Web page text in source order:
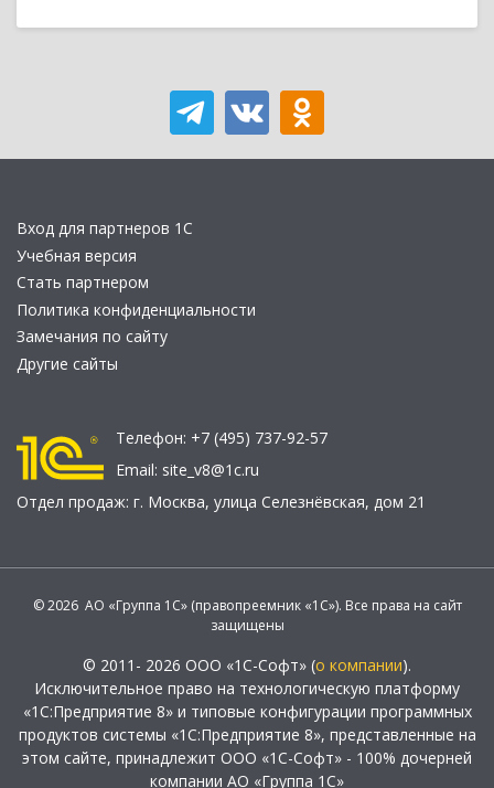
Вход для партнеров 1С
Учебная версия
Стать партнером
Политика конфиденциальности
Замечания по сайту
Другие сайты
Телефон: +7 (495) 737-92-57
Email: site_v8@1c.ru
Отдел продаж: г. Москва, улица Селезнёвская, дом 21
© 2026 АО «Группа 1С» (правопреемник «1С»). Все права на сайт
защищены
© 2011- 2026 ООО «1С-Софт» (о компании).
Исключительное право на технологическую платформу
«1С:Предприятие 8» и типовые конфигурации программных
продуктов системы «1С:Предприятие 8», представленные на
этом сайте, принадлежит ООО «1С-Софт» - 100% дочерней
компании АО «Группа 1С»